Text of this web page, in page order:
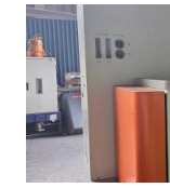
Baujahr:
X Weg
350
Y Weg
Z Weg
249
Kontrollsystem